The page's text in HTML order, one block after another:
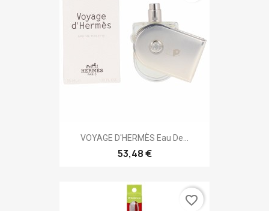
VOYAGE D'HERMÈS Eau De...
53,48 €
favorite_border